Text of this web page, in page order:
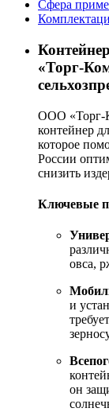
Сфера
Контейнер
ООО
контейнер
которое
России
снизить
Ключевые
овса,
и
он